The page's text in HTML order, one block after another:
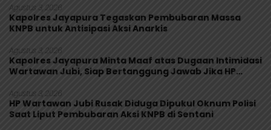
Agustus 3, 2026
Kapolres Jayapura Tegaskan Pembubaran Massa
KNPB untuk Antisipasi Aksi Anarkis
Agustus 3, 2026
Kapolres Jayapura Minta Maaf atas Dugaan Intimidasi
Wartawan Jubi, Siap Bertanggung Jawab Jika HP
Agustus 3, 2026
HP Wartawan Jubi Rusak Diduga Dipukul Oknum Polisi
Saat Liput Pembubaran Aksi KNPB di Sentani